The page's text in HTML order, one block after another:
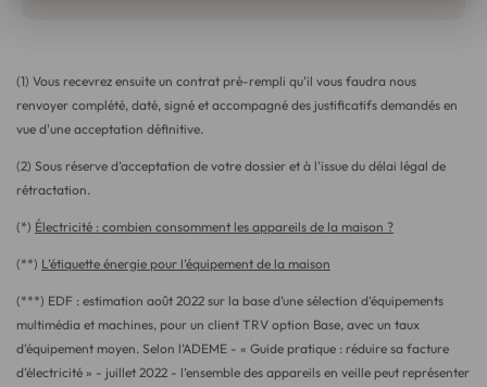
(1) Vous recevrez ensuite un contrat pré-rempli qu'il vous faudra nous
renvoyer complété, daté, signé et accompagné des justificatifs demandés en
vue d'une acceptation définitive.
(2) Sous réserve d’acceptation de votre dossier et à l’issue du délai légal de
rétractation.
(*) Électricité : combien consomment les appareils de la maison ?
(**) L’étiquette énergie pour l’équipement de la maison
(***) EDF : estimation août 2022 sur la base d’une sélection d’équipements
multimédia et machines, pour un client TRV option Base, avec un taux
d’équipement moyen. Selon l’ADEME - « Guide pratique : réduire sa facture
d’électricité » - juillet 2022 - l’ensemble des appareils en veille peut représenter